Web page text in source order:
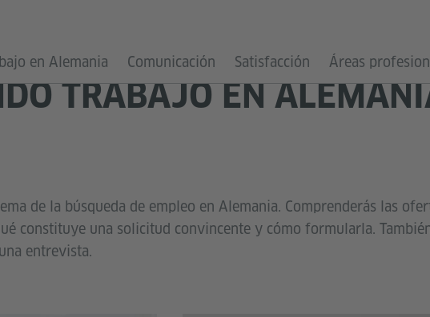
en Alemania Comunicación Satisfacción Áreas
TRABAJO EN
de la búsqueda de empleo en Alemania. Comprenderás las
constituye una solicitud convincente y cómo formularla.
entrevista.